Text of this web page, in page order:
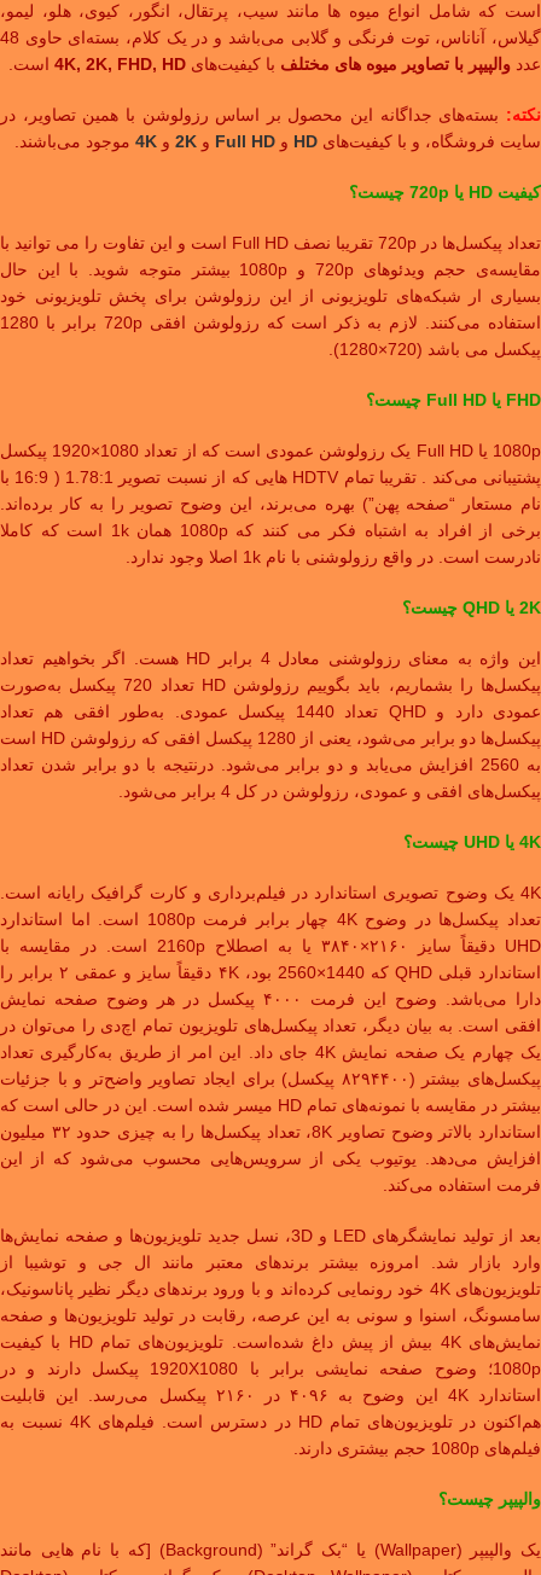
است که شامل انواع میوه ها مانند سیب، پرتقال، انگور، کیوی، هلو، لیمو،
گیلاس، آناناس، توت فرنگی و گلابی می‌باشد و در یک کلام، بسته‌ای حاوی 48
عدد والپیپر با تصاویر میوه های مختلف با کیفیت‌های 4K, 2K, FHD, HD است.
نکته: بسته‌های جداگانه این محصول بر اساس رزولوشن با همین تصاویر، در
سایت فروشگاه، و با کیفیت‌های HD و Full HD و 2K و 4K موجود می‌باشند.
کیفیت HD یا 720p چیست؟
تعداد پیکسل‌ها در 720p تقریبا نصف Full HD است و این تفاوت را می توانید با
مقایسه‌ی حجم ویدئوهای 720p و 1080p بیشتر متوجه شوید. با این حال
بسیاری ار شبکه‌های تلویزیونی از این رزولوشن برای پخش تلویزیونی خود
استفاده می‌کنند. لازم به ذکر است که رزولوشن افقی 720p برابر با 1280
پیکسل می باشد (720×1280).
FHD یا Full HD چیست؟
1080p یا Full HD یک رزولوشن عمودی است که از تعداد 1080×1920 پیکسل
پشتیبانی می‌کند . تقریبا تمام HDTV‌ هایی که از نسبت تصویر 1.78:1 ( 16:9 با
نام مستعار “صفحه پهن”) بهره می‌برند، این وضوح تصویر را به کار برده‌اند.
برخی از افراد به اشتباه فکر می کنند که 1080p همان 1k است که کاملا
نادرست است. در واقع رزولوشنی با نام 1k اصلا وجود ندارد.
2K یا QHD چیست؟
این واژه به معنای رزولوشنی معادل 4 برابر HD هست. اگر بخواهیم تعداد
پیکسل‌ها را بشماریم، باید بگوییم رزولوشن HD تعداد 720 پیکسل به‌صورت
عمودی دارد و QHD تعداد 1440 پیکسل عمودی. به‌طور افقی هم تعداد
پیکسل‌ها دو برابر می‌شود، یعنی از 1280 پیکسل افقی که رزولوشن HD است
به 2560 افزایش می‌یابد و دو برابر می‌شود. درنتیجه با دو برابر شدن تعداد
پیکسل‌های افقی و عمودی، رزولوشن در کل 4 برابر می‌شود.
4K یا UHD چیست؟
4K یک وضوح تصویری استاندارد در فیلم‌برداری و کارت گرافیک رایانه است.
تعداد پیکسل‌ها در وضوح 4K چهار برابر فرمت 1080p است. اما استاندارد
UHD دقیقاً سایز ۲۱۶۰×۳۸۴۰ یا به اصطلاح 2160p است. در مقایسه با
استاندارد قبلی QHD که 1440×2560 بود، ۴K دقیقاً سایز و عمقی ۲ برابر را
دارا می‌باشد. وضوح این فرمت ۴۰۰۰ پیکسل در هر وضوح صفحه نمایش
افقی است. به بیان دیگر، تعداد پیکسل‌های تلویزیون تمام اچ‌دی را می‌توان در
یک چهارم یک صفحه نمایش 4K جای داد. این امر از طریق به‌کارگیری تعداد
پیکسل‌های بیشتر (۸۲۹۴۴۰۰ پیکسل) برای ایجاد تصاویر واضح‌تر و با جزئیات
بیشتر در مقایسه با نمونه‌های تمام HD میسر شده‌ است. این در حالی است که
استاندارد بالاتر وضوح تصاویر 8K، تعداد پیکسل‌ها را به چیزی حدود ۳۲ میلیون
افزایش می‌دهد. یوتیوب یکی از سرویس‌هایی محسوب می‌شود که از این
فرمت استفاده می‌کند.
بعد از تولید نمایشگرهای LED و 3D، نسل جدید تلویزیون‌ها و صفحه نمایش‌ها
وارد بازار شد. امروزه بیشتر برندهای معتبر مانند ال جی و توشیبا از
تلویزیون‌های 4K خود رونمایی کرده‌اند و با ورود برندهای دیگر نظیر پاناسونیک،
سامسونگ، اسنوا و سونی به این عرصه، رقابت در تولید تلویزیون‌ها و صفحه
نمایش‌های 4K بیش از پیش داغ شده‌است. تلویزیون‌های تمام HD با کیفیت
1080p؛ وضوح صفحه نمایشی برابر با 1920X1080 پیکسل دارند و در
استاندارد 4K این وضوح به ۴۰۹۶ در ۲۱۶۰ پیکسل می‌رسد. این قابلیت
هم‌اکنون در تلویزیون‌های تمام HD در دسترس است. فیلم‌های 4K نسبت به
فیلم‌های 1080p حجم بیشتری دارند.
والپیپر چیست؟
یک والپیپر (Wallpaper) یا “بک گراند” (Background) [که با نام هایی مانند